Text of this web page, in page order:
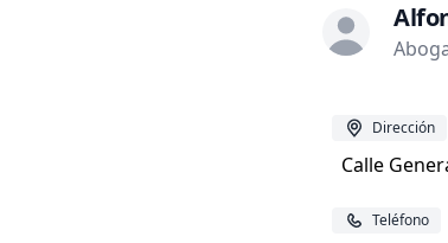
Dirección
Calle
Teléfono